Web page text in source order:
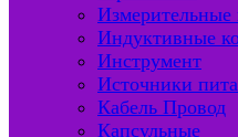
Индуктивные
Инструмент
Источники
Кабель Провод
Капсульные